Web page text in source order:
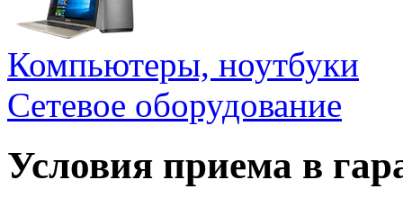
Компьютеры, ноутбуки
Сетевое оборудование
Условия приема в